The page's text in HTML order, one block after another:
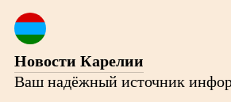
Новости Карелии
Ваш надёжный источник